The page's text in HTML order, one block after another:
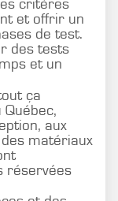
critères
et offrir un
de test.
des tests
et un
ça
aux
matériaux
réservées